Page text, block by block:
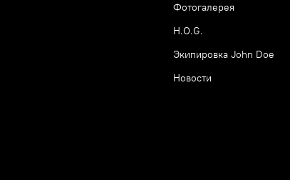
Фотогалерея
H.O.G.
Экипировка John Doe
Новости